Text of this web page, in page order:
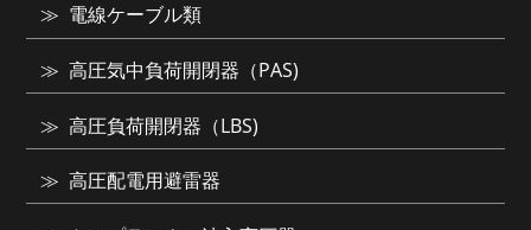
電線ケーブル類
高圧気中負荷開閉器（PAS)
高圧負荷開閉器（LBS)
高圧配電用避雷器